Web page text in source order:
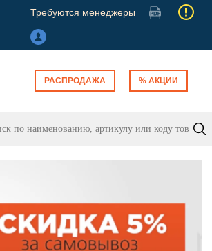
Требуются менеджеры
РАСПРОДАЖА % АКЦИИ